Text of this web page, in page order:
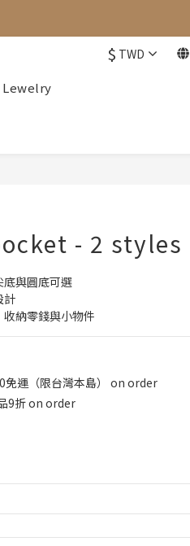
$ TWD
Lewelry
- 2 styles
與圓底可選
計
納零錢與小物件
免運（限台灣本島） on order
9折 on order